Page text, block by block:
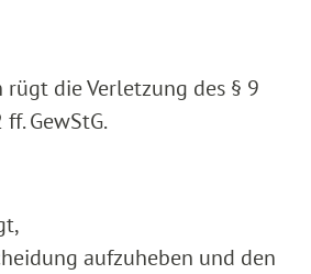
rügt die Verletzung des § 9
ff. GewStG.
aufzuheben und den